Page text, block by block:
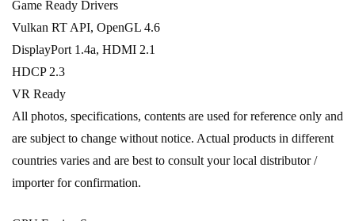
Game Ready Drivers
Vulkan RT API, OpenGL 4.6
DisplayPort 1.4a, HDMI 2.1
HDCP 2.3
VR Ready
All photos, specifications, contents are used for reference only and
are subject to change without notice. Actual products in different
countries varies and are best to consult your local distributor /
importer for confirmation.